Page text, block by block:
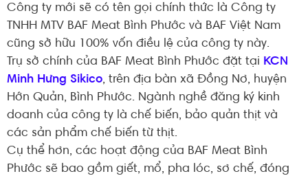
Công ty mới sẽ có tên gọi chính thức là Công ty
TNHH MTV BAF Meat Bình Phước và BAF Việt Nam
cũng sở hữu 100% vốn điều lệ của công ty này.
Trụ sở chính của BAF Meat Bình Phước đặt tại KCN
Minh Hưng Sikico, trên địa bàn xã Đồng Nơ, huyện
Hớn Quản, Bình Phước. Ngành nghề đăng ký kinh
doanh của công ty là chế biến, bảo quản thịt và
các sản phẩm chế biến từ thịt.
Cụ thể hơn, các hoạt động của BAF Meat Bình
Phước sẽ bao gồm giết, mổ, pha lóc, sơ chế, đóng